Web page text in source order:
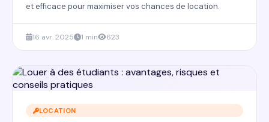
et efficace pour maximiser vos chances de location.
16 avr. 2025 1 min 623
LOCATION